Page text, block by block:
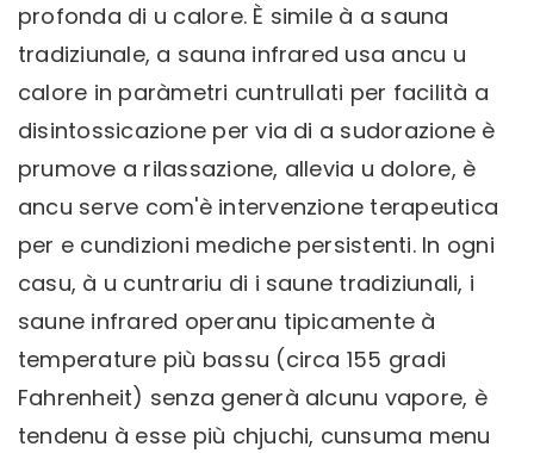
profonda di u calore. È simile à a sauna
tradiziunale, a sauna infrared usa ancu u
calore in paràmetri cuntrullati per facilità a
disintossicazione per via di a sudorazione è
prumove a rilassazione, allevia u dolore, è
ancu serve com'è intervenzione terapeutica
per e cundizioni mediche persistenti. In ogni
casu, à u cuntrariu di i saune tradiziunali, i
saune infrared operanu tipicamente à
temperature più bassu (circa 155 gradi
Fahrenheit) senza generà alcunu vapore, è
tendenu à esse più chjuchi, cunsuma menu